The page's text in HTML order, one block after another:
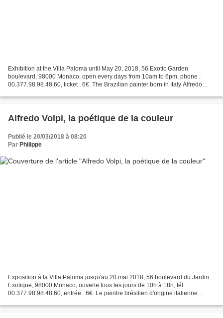
Exhibition at the Villa Paloma until May 20, 2018, 56 Exotic Garden
boulevard, 98000 Monaco, open every days from 10am to 6pm, phone :
00.377.98.98.48.60, ticket : 6€. The Brazilian painter born in Italy Alfredo
Alfredo Volpi, la poétique de la couleur
Publié le 20/03/2018 à 08:20
Par Philippe
Exposition à la Villa Paloma jusqu'au 20 mai 2018, 56 boulevard du Jardin
Exotique, 98000 Monaco, ouverte tous les jours de 10h à 18h, tél. :
00.377.98.98.48.60, entrée : 6€. Le peintre brésilien d'origine italienne